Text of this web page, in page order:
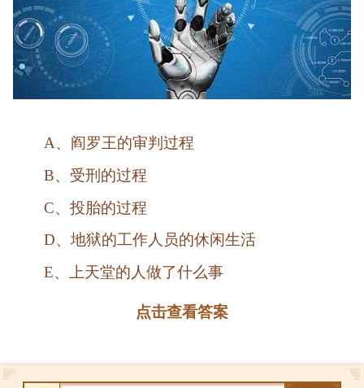
A、阎罗王的审判过程
B、受刑的过程
C、投胎的过程
D、地狱的工作人员的休闲生活
E、上天堂的人做了什么事
点击查看答案